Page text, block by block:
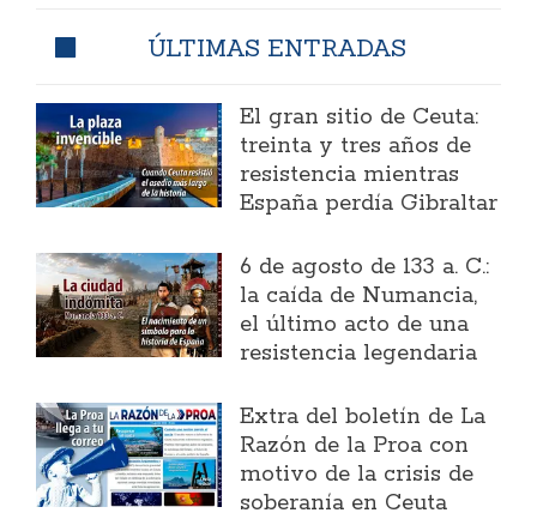
ÚLTIMAS ENTRADAS
El gran sitio de Ceuta:
treinta y tres años de
resistencia mientras
España perdía Gibraltar
6 de agosto de 133 a. C.:
la caída de Numancia,
el último acto de una
resistencia legendaria
Extra del boletín de La
Razón de la Proa con
motivo de la crisis de
soberanía en Ceuta